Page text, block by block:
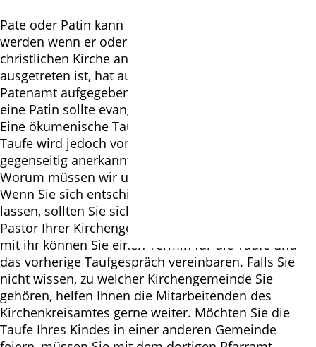
Pate oder Patin kann ein Mensch Ihres Vertrauens
werden wenn er oder sie konfirmiert ist und einer
christlichen Kirche angehört – wer aus der Kirche
ausgetreten ist, hat auch sein Recht auf das
Patenamt aufgegeben. Wenigstens ein Pate oder
eine Patin sollte evangelisch und konfirmiert sein.
Eine ökumenische Taufe ist noch nicht möglich; die
Taufe wird jedoch von den großen Konfessionen
gegenseitig anerkannt.
Worum müssen wir uns kümmern?
Wenn Sie sich entschieden haben, Ihr Kind taufen zu
lassen, sollten Sie sich an die Pastorin oder den
Pastor Ihrer Kirchengemeinde wenden; mit ihm oder
mit ihr können Sie einen Termin für die Taufe und
das vorherige Taufgespräch vereinbaren. Falls Sie
nicht wissen, zu welcher Kirchengemeinde Sie
gehören, helfen Ihnen die Mitarbeitenden des
Kirchenkreisamtes gerne weiter. Möchten Sie die
Taufe Ihres Kindes in einer anderen Gemeinde